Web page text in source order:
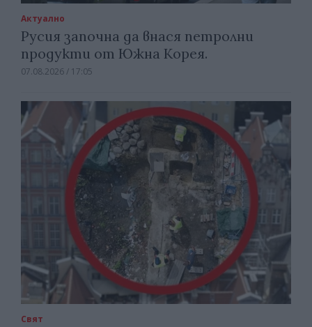
Актуално
Русия започна да внася петролни
продукти от Южна Корея.
07.08.2026 / 17:05
Свят